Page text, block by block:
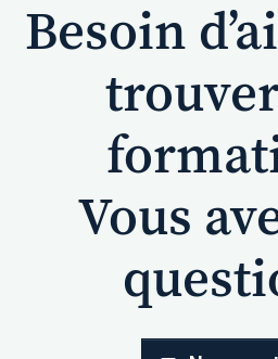
Besoin
Vous